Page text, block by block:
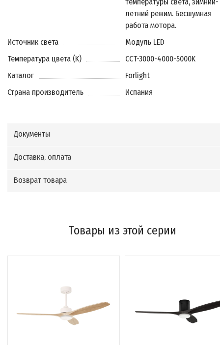
летний режим. Бесшумная
работа мотора.
Источник света
Модуль LED
Температура цвета (K)
CCT-3000-4000-5000K
Каталог
Forlight
Страна производитель
Испания
Документы
Доставка, оплата
Возврат товара
Товары из этой серии